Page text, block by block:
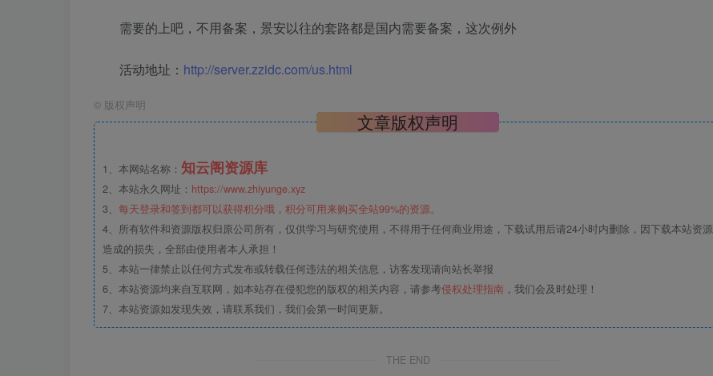
需要的上吧，不用备案，景安以往的套路都是国内需要备案，这次例外
活动地址： http://server.zzidc.com/us.html
© 版权声明
文章版权声明
1、本网站名称： 知云阁资源库
2、本站永久网址： https://www.zhiyunge.xyz
3、 每天登录和签到都可以获得积分哦，积分可用来购买全站99%的资源。
4、所有软件和资源版权归原公司所有，仅供学习与研究使用，不得用于任何商业用途，下载试用后请24小时内删除，因下载本站资源
造成的损失，全部由使用者本人承担！
5、本站一律禁止以任何方式发布或转载任何违法的相关信息，访客发现请向站长举报
6、本站资源均来自互联网，如本站存在侵犯您的版权的相关内容，请参考侵权处理指南 ，我们会及时处理！
7、本站资源如发现失效，请联系我们，我们会第一时间更新。
THE END